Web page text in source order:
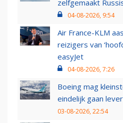
zelfgemaakt
04-08-2026, 9:54
Air France-KLM
reizigers van
easyJet
04-08-2026, 7:26
Boeing mag
eindelijk gaan
03-08-2026, 22:54